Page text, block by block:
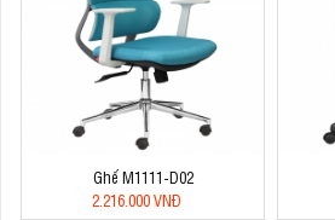
Ghế M1111-D02
2.216.000 VNĐ